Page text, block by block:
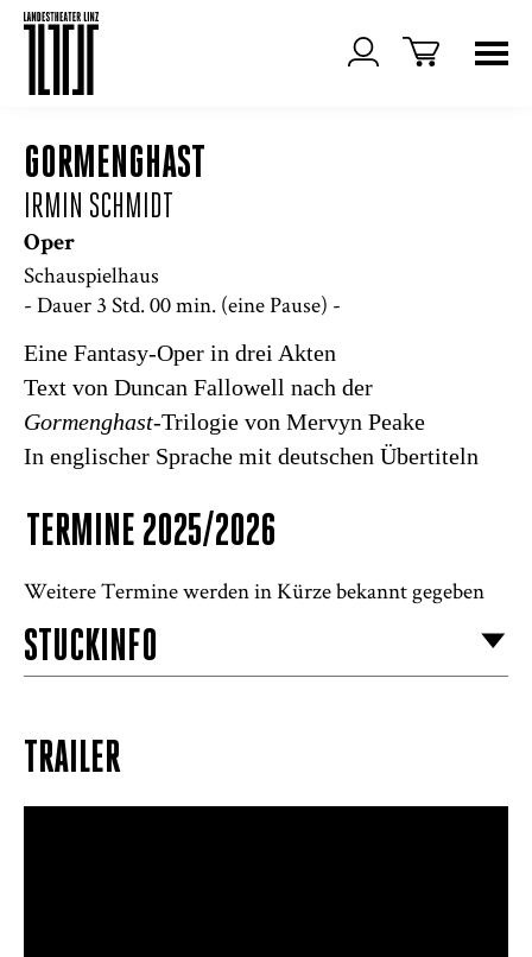
GORMENGHAST
IRMIN SCHMIDT
Oper
Schauspielhaus
- Dauer 3 Std. 00 min. (eine Pause) -
Eine Fantasy-Oper in drei Akten
Text von Duncan Fallowell nach der
Gormenghast-Trilogie von Mervyn Peake
In englischer Sprache mit deutschen Übertiteln
TERMINE 2025/2026
Weitere Termine werden in Kürze bekannt gegeben
STÜCKINFO
TRAILER